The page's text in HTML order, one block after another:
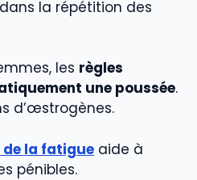
la répétition des
les règles
une poussée.
d’œstrogènes.
de la fatigue aide à
pénibles.